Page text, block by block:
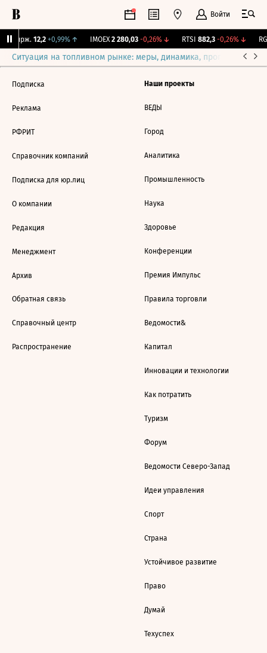
Войти
Бирж. 12,2 +0,99%↑ IMOEX 2 280,03 -0,26%↓ RTSI 882,3 -0,26%↓
Ситуация на топливном рынке: меры, динамика, прогнозы
Подписка
Реклама
РФРИТ
Справочник компаний
Подписка для юр.лиц
О компании
Редакция
Менеджмент
Архив
Обратная связь
Справочный центр
Распространение
Наши проекты
ВЕДЫ
Город
Аналитика
Промышленность
Наука
Здоровье
Конференции
Премия Импульс
Правила торговли
Ведомости&
Капитал
Инновации и технологии
Как потратить
Туризм
Форум
Ведомости Северо-Запад
Идеи управления
Спорт
Страна
Устойчивое развитие
Право
Думай
Техуспех